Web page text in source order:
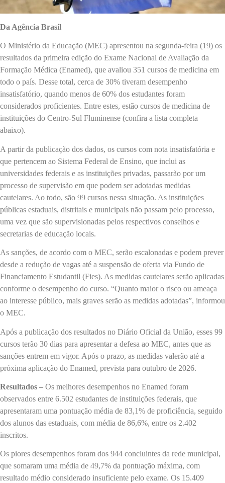
Da Agência Brasil
O Ministério da Educação (MEC) apresentou na segunda-feira (19) os
resultados da primeira edição do Exame Nacional de Avaliação da
Formação Médica (Enamed), que avaliou 351 cursos de medicina em
todo o país. Desse total, cerca de 30% tiveram desempenho
insatisfatório, quando menos de 60% dos estudantes foram
considerados proficientes. Entre estes, estão cursos de medicina de
instituições do Centro-Sul Fluminense (confira a lista completa
abaixo).
A partir da publicação dos dados, os cursos com nota insatisfatória e
que pertencem ao Sistema Federal de Ensino, que inclui as
universidades federais e as instituições privadas, passarão por um
processo de supervisão em que podem ser adotadas medidas
cautelares. Ao todo, são 99 cursos nessa situação. As instituições
públicas estaduais, distritais e municipais não passam pelo processo,
uma vez que são supervisionadas pelos respectivos conselhos e
secretarias de educação locais.
As sanções, de acordo com o MEC, serão escalonadas e podem prever
desde a redução de vagas até a suspensão de oferta via Fundo de
Financiamento Estudantil (Fies). As medidas cautelares serão aplicadas
conforme o desempenho do curso. “Quanto maior o risco ou ameaça
ao interesse público, mais graves serão as medidas adotadas”, informou
o MEC.
Após a publicação dos resultados no Diário Oficial da União, esses 99
cursos terão 30 dias para apresentar a defesa ao MEC, antes que as
sanções entrem em vigor. Após o prazo, as medidas valerão até a
próxima aplicação do Enamed, prevista para outubro de 2026.
Resultados – Os melhores desempenhos no Enamed foram
observados entre 6.502 estudantes de instituições federais, que
apresentaram uma pontuação média de 83,1% de proficiência, seguido
dos alunos das estaduais, com média de 86,6%, entre os 2.402
inscritos.
Os piores desempenhos foram dos 944 concluintes da rede municipal,
que somaram uma média de 49,7% da pontuação máxima, com
resultado médio considerado insuficiente pelo exame. Os 15.409